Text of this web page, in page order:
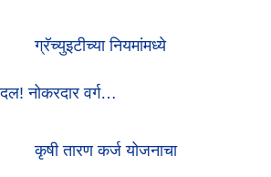
ग्रॅच्युइटीच्या नियमांमध्ये
नोकरदार वर्ग…
कृषी तारण कर्ज योजनाचा